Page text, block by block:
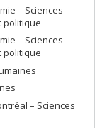
– Sciences
politique
– Sciences
politique
– Sciences